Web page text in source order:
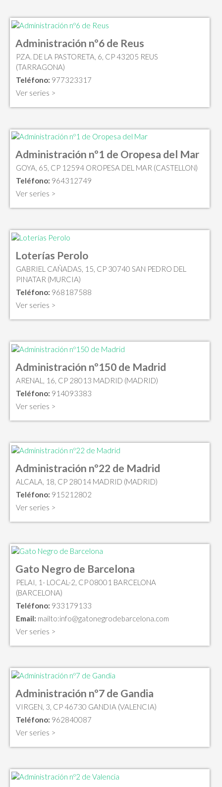
Administración nº6 de Reus
PZA. DE LA PASTORETA, 6, CP 43205 REUS
(TARRAGONA)
Teléfono: 977323317
Ver series >
Administración nº1 de Oropesa del Mar
GOYA, 65, CP 12594 OROPESA DEL MAR (CASTELLON)
Teléfono: 964312749
Ver series >
Loterías Perolo
GABRIEL CAÑADAS, 15, CP 30740 SAN PEDRO DEL
PINATAR (MURCIA)
Teléfono: 968187588
Ver series >
Administración nº150 de Madrid
ARENAL, 16, CP 28013 MADRID (MADRID)
Teléfono: 914093383
Ver series >
Administración nº22 de Madrid
ALCALA, 18, CP 28014 MADRID (MADRID)
Teléfono: 915212802
Ver series >
Gato Negro de Barcelona
PELAI, 1- LOCAL-2, CP 08001 BARCELONA
(BARCELONA)
Teléfono: 933179133
Email: mailto:info@gatonegrodebarcelona.com
Ver series >
Administración nº7 de Gandia
VIRGEN, 3, CP 46730 GANDIA (VALENCIA)
Teléfono: 962840087
Ver series >